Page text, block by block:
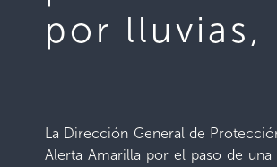
por lluvias,
La Dirección General de
Alerta Amarilla por el paso de